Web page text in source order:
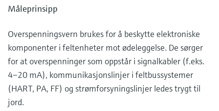
Måleprinsipp
Overspenningsvern brukes for å beskytte elektroniske
komponenter i feltenheter mot ødeleggelse. De sørger
for at overspenninger som oppstår i signalkabler (f.eks.
4–20 mA), kommunikasjonslinjer i feltbussystemer
(HART, PA, FF) og strømforsyningslinjer ledes trygt til
jord.